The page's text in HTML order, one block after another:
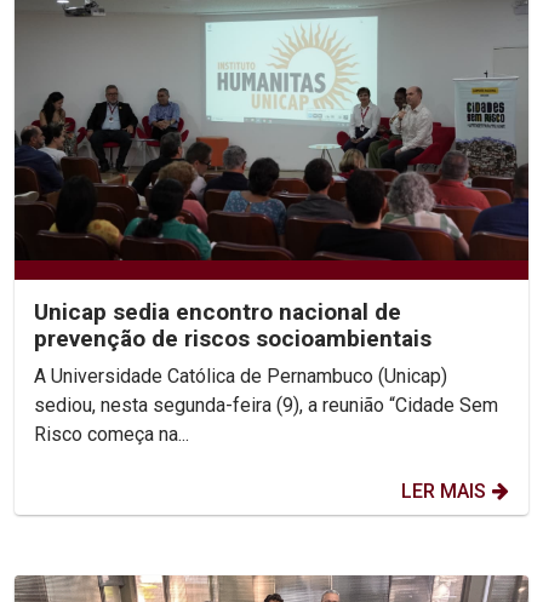
Unicap sedia encontro nacional de
prevenção de riscos socioambientais
A Universidade Católica de Pernambuco (Unicap)
sediou, nesta segunda-feira (9), a reunião “Cidade Sem
Risco começa na...
LER MAIS